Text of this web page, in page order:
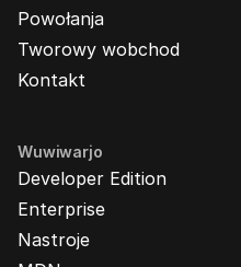
Powołanja
Tworowy wobchod
Kontakt
Wuwiwarjo
Developer Edition
Enterprise
Nastroje